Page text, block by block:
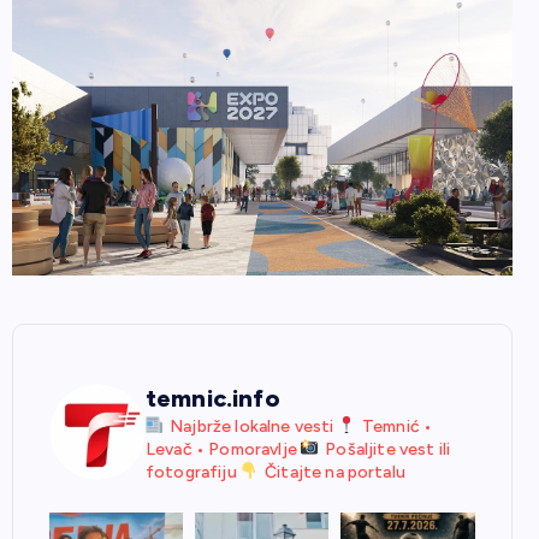
temnic.info
Najbrže lokalne vesti
Temnić •
Levač • Pomoravlje
Pošaljite vest ili
fotografiju
Čitajte na portalu